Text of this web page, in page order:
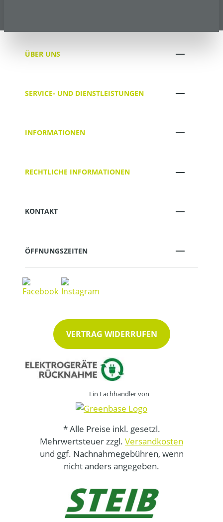
ÜBER UNS
SERVICE- UND DIENSTLEISTUNGEN
INFORMATIONEN
RECHTLICHE INFORMATIONEN
KONTAKT
ÖFFNUNGSZEITEN
VERTRAG WIDERRUFEN
Ein Fachhändler von
* Alle Preise inkl. gesetzl.
Mehrwertsteuer zzgl. Versandkosten
und ggf. Nachnahmegebühren, wenn
nicht anders angegeben.